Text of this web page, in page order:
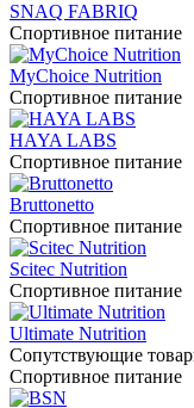
SNAQ FABRIQ
Спортивное питание
MyChoice Nutrition
Спортивное питание
HAYA LABS
Спортивное питание
Bruttonetto
Спортивное питание
Scitec Nutrition
Спортивное питание
Ultimate Nutrition
Сопутствующие
Спортивное питание